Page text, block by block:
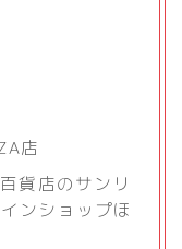
店
貨店のサンリ
ンショップほ